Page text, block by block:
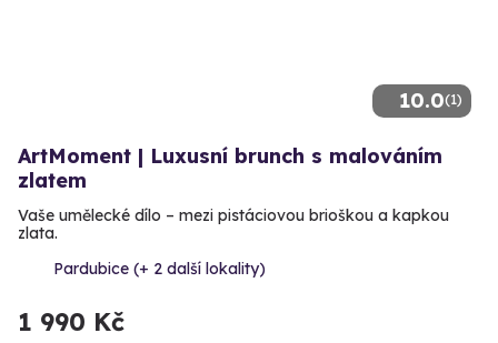
10.0(1)
ArtMoment | Luxusní brunch s malováním
zlatem
Vaše umělecké dílo – mezi pistáciovou brioškou a kapkou
zlata.
Pardubice (+ 2 další lokality)
1 990 Kč